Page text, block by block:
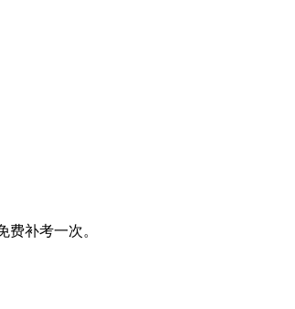
补考一次。